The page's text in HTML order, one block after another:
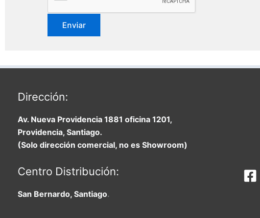
Dirección:
Av. Nueva Providencia 1881 oficina 1201,
Providencia, Santiago.
(Solo dirección comercial, no es Showroom)
Centro Distribución:
San Bernardo, Santiago.